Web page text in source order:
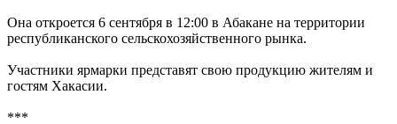
Она откроется 6 сентября в 12:00 в Абакане на территории
республиканского сельскохозяйственного рынка.
Участники ярмарки представят свою продукцию жителям и
гостям Хакасии.
***